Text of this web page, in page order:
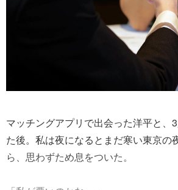
マッチングアプリで出会った洋平と、
た後。私は夜になるとまだ寒い東京の
ら、思わずため息をついた。